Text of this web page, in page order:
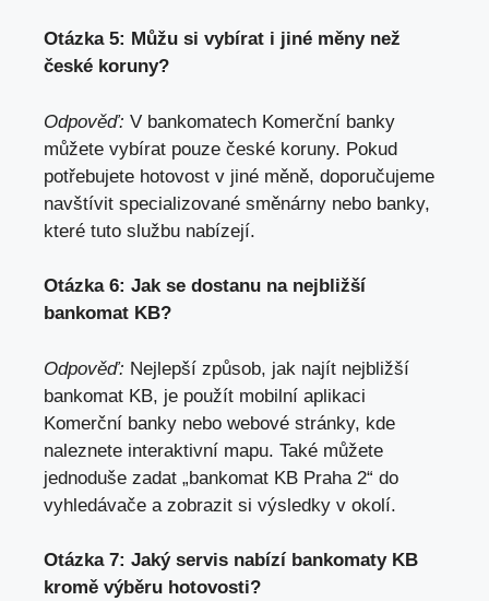
Otázka 5: Můžu si vybírat i jiné měny než
české koruny?
Odpověď: V bankomatech Komerční banky
můžete vybírat pouze české koruny. Pokud
potřebujete hotovost v jiné měně, doporučujeme
navštívit specializované směnárny nebo banky,
které tuto službu nabízejí.
Otázka 6: Jak se dostanu na nejbližší
bankomat KB?
Odpověď: Nejlepší způsob, jak najít nejbližší
bankomat KB, je použít mobilní aplikaci
Komerční banky nebo webové stránky, kde
naleznete interaktivní mapu. Také můžete
jednoduše zadat „bankomat KB Praha 2“ do
vyhledávače a zobrazit si výsledky v okolí.
Otázka 7: Jaký servis nabízí bankomaty KB
kromě výběru hotovosti?